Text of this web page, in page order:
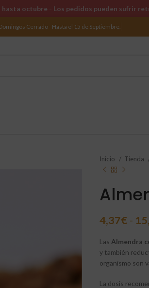
Cerrado - Hasta el 15 de Septiembre.
Inicio Tienda
4,37€ -
Las Almendra
y también
organismo son
La dosis
octubre - Los pedidos pueden sufrir